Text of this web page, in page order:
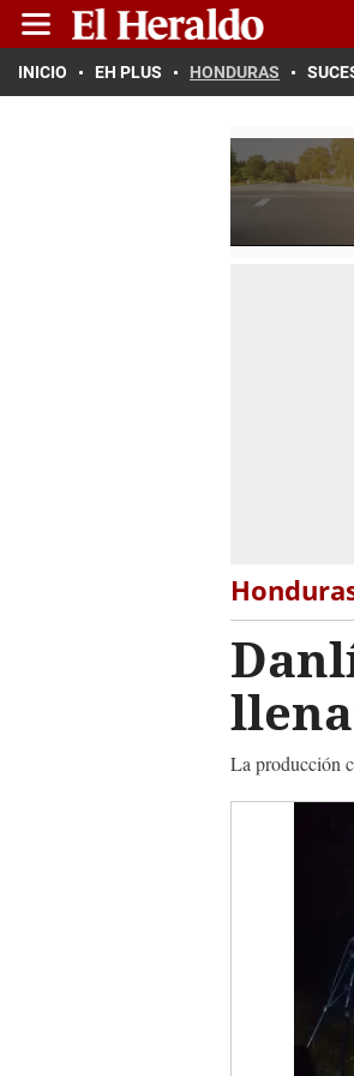
INICIO EH PLUS HONDURAS
La producción